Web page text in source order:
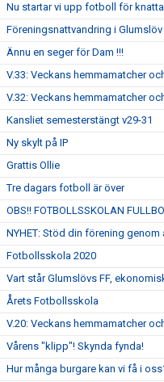
Nu startar vi upp fotboll för
Föreningsnattvandring i Glumslöv
Ännu en seger för Dam !!!
V.33: Veckans hemmamatcher
V.32: Veckans hemmamatcher
Kansliet semesterstängt v29-31
Ny skylt på IP
Grattis Ollie
Tre dagars fotboll är över
OBS!! FOTBOLLSSKOLAN
NYHET: Stöd din förening genom
Fotbollsskola 2020
Vart står Glumslövs FF,
Årets Fotbollsskola
V.20: Veckans hemmamatcher
Vårens "klipp"! Skynda fynda!
Hur många burgare kan vi få i